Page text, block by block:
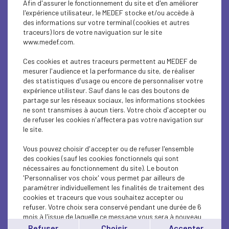
ECONOMY
INTERNATIONAL - EUROPE
ECONOMY
ECONOMY
ECONOMY
ECONOMY
ECONOMY
ECONOMY
ECONOMY
Afin d'assurer le fonctionnement du site et d'en améliorer
l'expérience utilisateur, le MEDEF stocke et/ou accède à
des informations sur votre terminal (cookies et autres
traceurs) lors de votre naviguation sur le site
www.medef.com.
Ces cookies et autres traceurs permettent au MEDEF de
mesurer l'audience et la performance du site, de réaliser
des statistiques d'usage ou encore de personnaliser votre
expérience utilisteur. Sauf dans le cas des boutons de
partage sur les réseaux sociaux, les informations stockées
ne sont transmises à aucun tiers. Votre choix d'accepter ou
de refuser les cookies n'affectera pas votre navigation sur
le site.
Vous pouvez choisir d'accepter ou de refuser l'ensemble
des cookies (sauf les cookies fonctionnels qui sont
nécessaires au fonctionnement du site). Le bouton
'Personnaliser vos choix' vous permet par ailleurs de
paramétrer individuellement les finalités de traitement des
cookies et traceurs que vous souhaitez accepter ou
refuser. Votre choix sera conservé pendant une durée de 6
mois à l'issue de laquelle ce message vous sera à nouveau
affiché..